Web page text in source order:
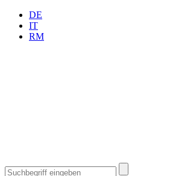
DE
IT
RM